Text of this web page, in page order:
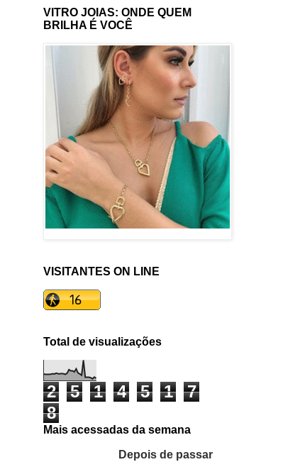
VITRO JOIAS: ONDE QUEM
BRILHA É VOCÊ
VISITANTES ON LINE
Total de visualizações
2 5 1 4 5 1
7
8
Mais acessadas da semana
Depois de passar